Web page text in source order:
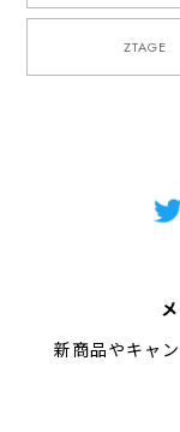
ZTAGE
新商品やキャ